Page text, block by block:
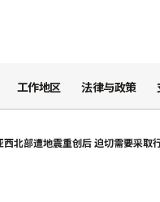
工作地区 法律与政策
西北部遭地震重创后 迫切需要采取